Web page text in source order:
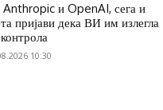
и OpenAI, сега и
пријави дека ВИ им излегла
10:30